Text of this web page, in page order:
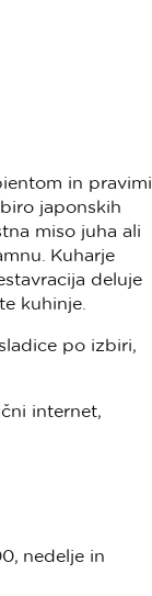
in pravimi
japonskih
miso juha ali
Kuharje
deluje
kuhinje.
po izbiri,
internet,
nedelje in